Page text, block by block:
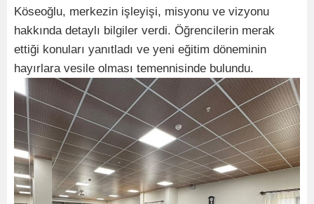
Köseoğlu, merkezin işleyişi, misyonu ve vizyonu
hakkında detaylı bilgiler verdi. Öğrencilerin merak
ettiği konuları yanıtladı ve yeni eğitim döneminin
hayırlara vesile olması temennisinde bulundu.